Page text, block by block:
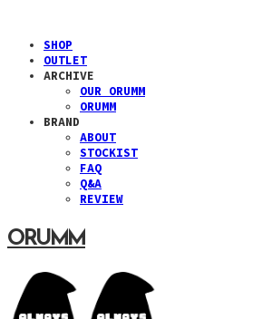
SHOP
OUTLET
ARCHIVE
OUR ORUMM
ORUMM
BRAND
ABOUT
STOCKIST
FAQ
Q&A
REVIEW
ORUMM